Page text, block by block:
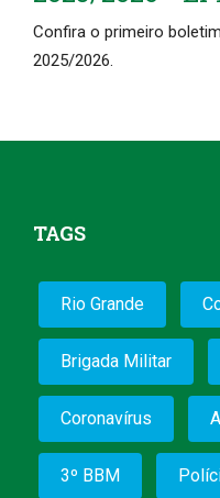
Confira o primeiro
2025/2026.
TAGS
Rio Grande
Brigada Militar
Coronavírus
3º BBM